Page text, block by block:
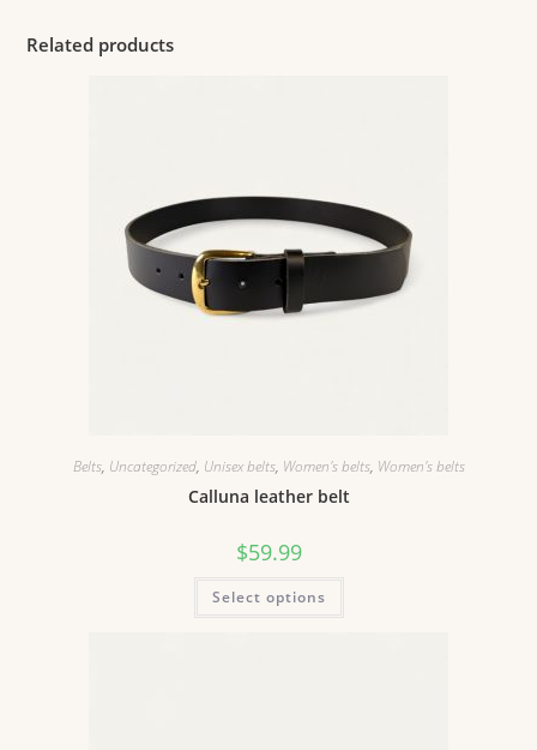
Related products
Belts, Uncategorized, Unisex belts, Women's belts, Women's belts
Calluna leather belt
$59.99
Select options